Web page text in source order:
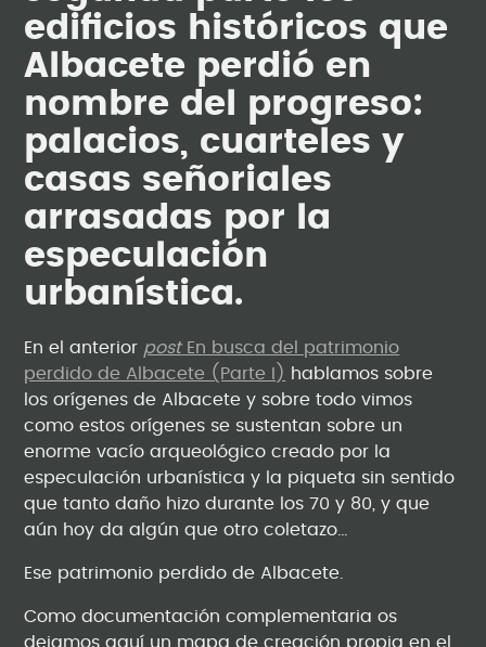
edificios históricos que
Albacete perdió en
nombre del progreso:
palacios, cuarteles y
casas señoriales
arrasadas por la
especulación
urbanística.
En el anterior postEn busca del patrimonio
perdido de Albacete (Parte I) hablamos sobre
los orígenes de Albacete y sobre todo vimos
como estos orígenes se sustentan sobre un
enorme vacío arqueológico creado por la
especulación urbanística y la piqueta sin sentido
que tanto daño hizo durante los 70 y 80, y que
aún hoy da algún que otro coletazo…
Ese patrimonio perdido de Albacete.
Como documentación complementaria os
dejamos aquí un mapa de creación propia en el